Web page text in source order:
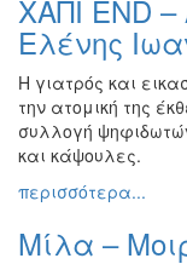
Ζωγραφική
Τραγούδι
Μουσική
Χορός
Θέατρο
ΧΑΠΙ END
Ελένης
Η γιατρός και
την ατομική της
συλλογή
και κάψουλες.
περισσότερα...
Μίλα –